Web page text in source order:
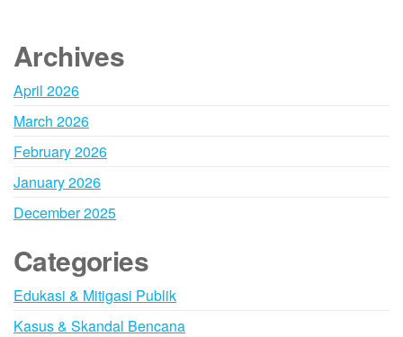
Archives
April 2026
March 2026
February 2026
January 2026
December 2025
Categories
Edukasi & Mitigasi Publik
Kasus & Skandal Bencana